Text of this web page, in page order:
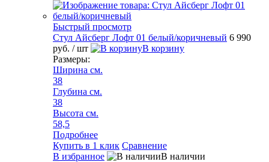
Быстрый просмотр
Стул Айсберг Лофт 01 белый/коричневый 6 990
руб. / шт
В корзину
Размеры:
Ширина см.
38
Глубина см.
38
Высота см.
58,5
Подробнее
Купить в 1 клик Сравнение
В избранное
В наличии